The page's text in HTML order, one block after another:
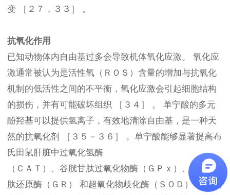
变 ［２７，３３］ 。
抗氧化作用
已知动物体内自由基过多会导致机体氧化应激。 氧化应
激通常被认为是活性氧（ＲＯＳ）含量的增加与抗氧化
机制的低活性之间的不平衡，氧化应激会引起细胞结构
的损伤，并有可能破坏组织 ［３４］ 。 单宁酸的多元
酚羟基可以提供氢离子，有效地清除自由基，是一种天
然的抗氧化剂 ［３５－３６］ 。单宁酸能够显著提高布
氏田鼠肝脏中过氧化氢酶
（ＣＡＴ）、谷胱甘肽过氧化物酶（ＧＰｘ）、谷胱甘
肽还原酶（ＧＲ） 和超氧化物歧化酶（ＳＯＤ） 等酶的